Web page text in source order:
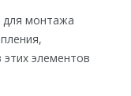
для монтажа
элементов